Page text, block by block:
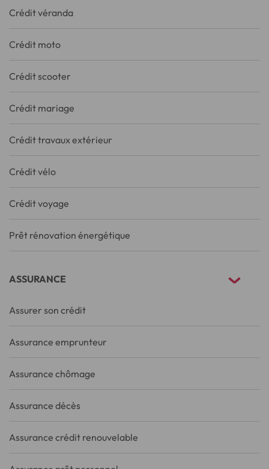
Crédit véranda
Crédit moto
Crédit scooter
Crédit mariage
Crédit travaux extérieur
Crédit vélo
Crédit voyage
Prêt rénovation énergétique
ASSURANCE
Assurer son crédit
Assurance emprunteur
Assurance chômage
Assurance décès
Assurance crédit renouvelable